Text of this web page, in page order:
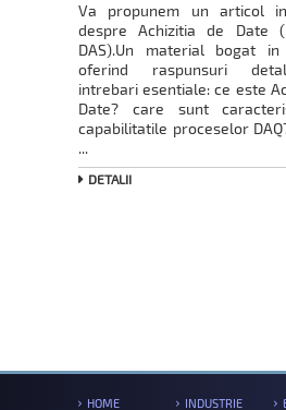
Va propunem un articol
despre Achizitia de Date
DAS).Un material bogat in
oferind raspunsuri
intrebari esentiale: ce este
Date? care sunt
capabilitatile proceselor
...
DETALII
HOME INDUSTRIE